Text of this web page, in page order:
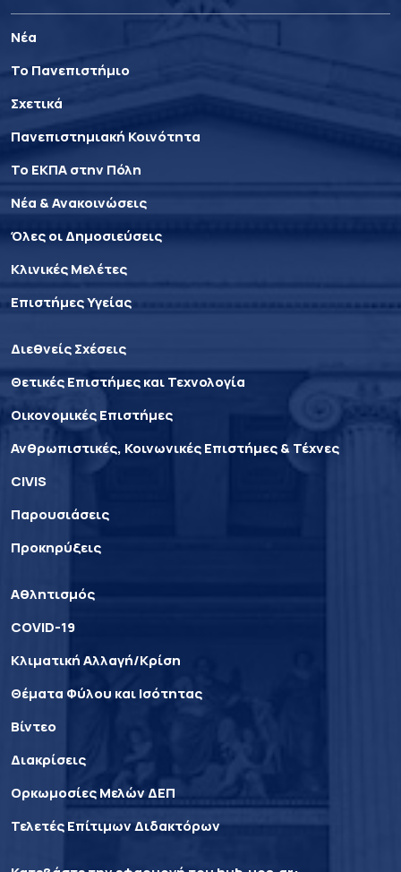
Νέα
Το Πανεπιστήμιο
Σχετικά
Πανεπιστημιακή Κοινότητα
Το ΕΚΠΑ στην Πόλη
Νέα & Ανακοινώσεις
Όλες οι Δημοσιεύσεις
Κλινικές Μελέτες
Επιστήμες Υγείας
Διεθνείς Σχέσεις
Θετικές Επιστήμες και Τεχνολογία
Οικονομικές Επιστήμες
Ανθρωπιστικές, Κοινωνικές Επιστήμες & Τέχνες
CIVIS
Παρουσιάσεις
Προκηρύξεις
Αθλητισμός
COVID-19
Κλιματική Αλλαγή/Κρίση
Θέματα Φύλου και Ισότητας
Βίντεο
Διακρίσεις
Ορκωμοσίες Μελών ΔΕΠ
Τελετές Επίτιμων Διδακτόρων